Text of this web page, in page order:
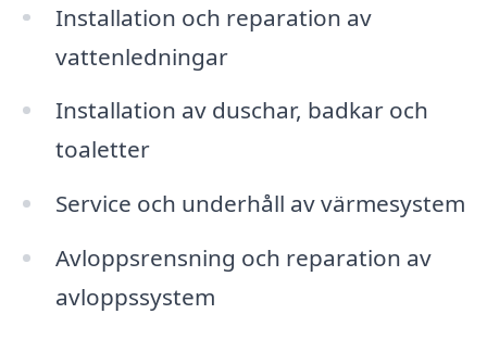
Installation och reparation av
vattenledningar
Installation av duschar, badkar och
toaletter
Service och underhåll av värmesystem
Avloppsrensning och reparation av
avloppssystem